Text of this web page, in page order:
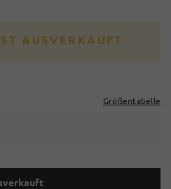
AUSVERKAUFT
Größentabelle